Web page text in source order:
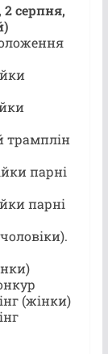
2 серпня,
трамплін
парні
парні
(жінки)